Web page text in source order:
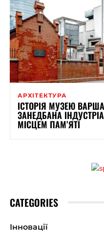
АРХІТЕКТУРА
ІСТОРІЯ МУЗЕЮ
ЗАНЕДБАНА
МІСЦЕМ ПАМ’ЯТІ
CATEGORIES
Інновації